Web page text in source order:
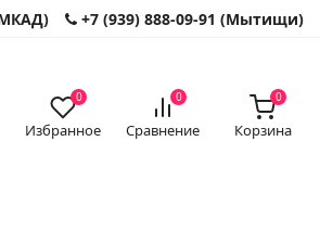
МКАД) +7 (939) 888-09-91 (Мытищи)
0
Избранное
0
Сравнение
0
Корзина